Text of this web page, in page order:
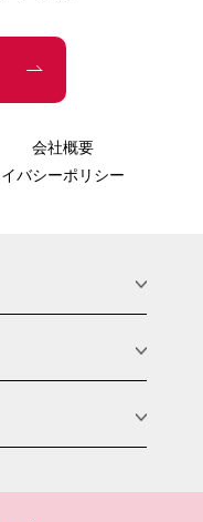
会社概要
バシーポリシー